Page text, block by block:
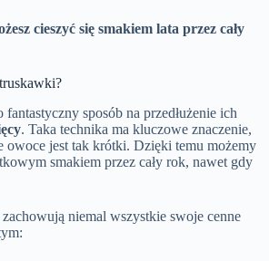
cieszyć się smakiem lata przez cały
fantastyczny sposób na przedłużenie ich
. Taka technika ma kluczowe znaczenie,
owoce jest tak krótki. Dzięki temu możemy
smakiem przez cały rok, nawet gdy
zachowują niemal wszystkie swoje cenne